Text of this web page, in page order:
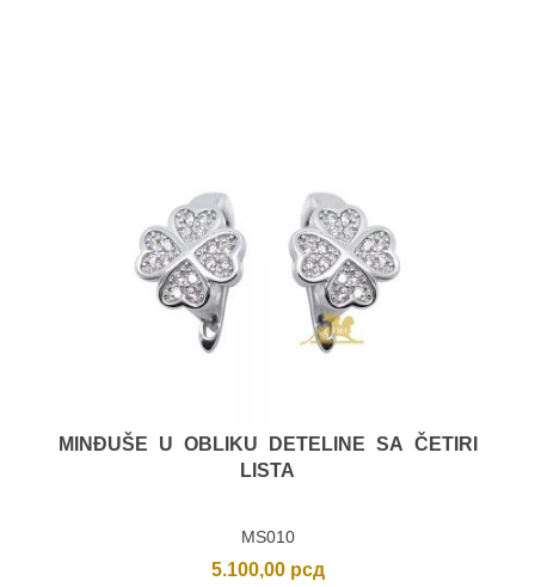
MINĐUŠE U OBLIKU DETELINE SA ČETIRI
LISTA
MS010
5.100,00 рсд